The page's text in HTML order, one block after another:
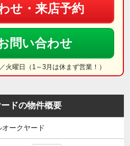
せ・来店予約
問い合わせ
火曜日（1～3月は休まず営業！）
ドの物件概要
ークヤード